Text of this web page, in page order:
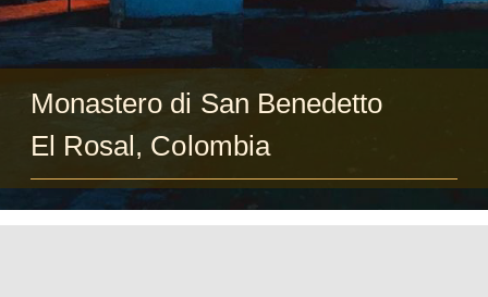
Monastero di San Benedetto
El Rosal, Colombia